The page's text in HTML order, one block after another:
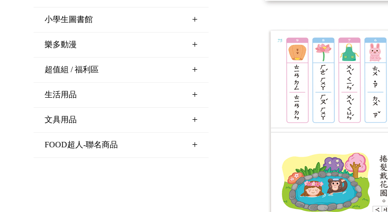
小學生圖書館 +
樂多動漫 +
超值組 / 福利區 +
生活用品 +
文具用品 +
FOOD超人-聯名商品 +